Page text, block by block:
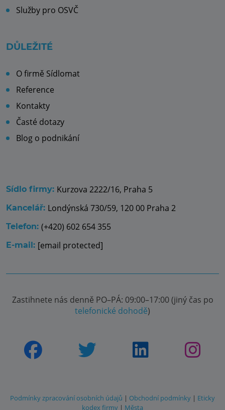
Služby pro OSVČ
DŮLEŽITÉ
O firmě Sídlomat
Reference
Kontakty
Časté dotazy
Blog o podnikání
Sídlo firmy: Kurzova 2222/16, Praha 5
Kancelář: Londýnská 730/59, 120 00 Praha 2
Telefon: (+420) 602 654 355
E-mail: [email protected]
Zastihnete nás denně PO–PÁ: 09:00–17:00 (jiný čas po
telefonické dohodě)
Podmínky zpracování osobních údajů | Obchodní podmínky | Eticky
kodex firmy | Města